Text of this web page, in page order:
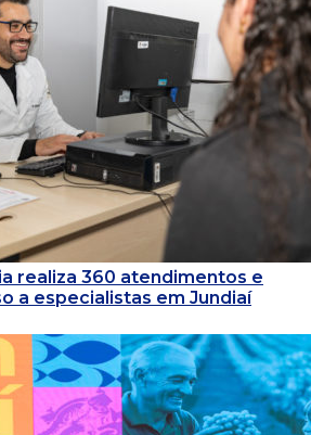
realiza 360 atendimentos e
a especialistas em Jundiaí